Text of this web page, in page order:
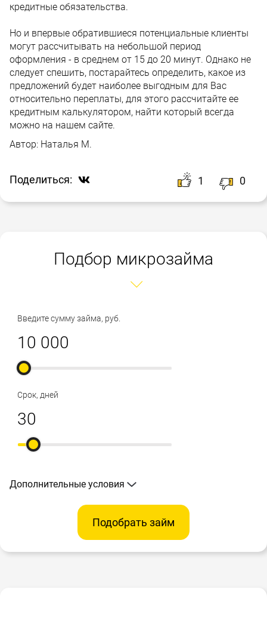
кредитные обязательства.
Но и впервые обратившиеся потенциальные клиенты
могут рассчитывать на небольшой период
оформления - в среднем от 15 до 20 минут. Однако не
следует спешить, постарайтесь определить, какое из
предложений будет наиболее выгодным для Вас
относительно переплаты, для этого рассчитайте ее
кредитным калькулятором, найти который всегда
можно на нашем сайте.
Автор: Наталья М.
Поделиться: 1 0
Подбор микрозайма
Введите сумму займа, руб.
Срок, дней
Дополнительные условия
Подобрать займ